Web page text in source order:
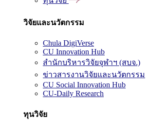
วิจัยและนวัตกรรม
Chula DigiVerse
CU Innovation Hub
สำนักบริหารวิจัยจุฬาฯ (สบจ.)
ข่าวสารงานวิจัยและนวัตกรรม
CU Social Innovation Hub
CU-Daily Research
ทุนวิจัย